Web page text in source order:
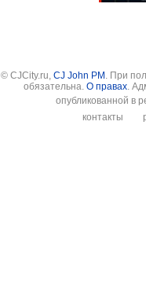
© CJCity.ru, CJ John PM . При
обязательна. О правах.
опубликованной в
контакты